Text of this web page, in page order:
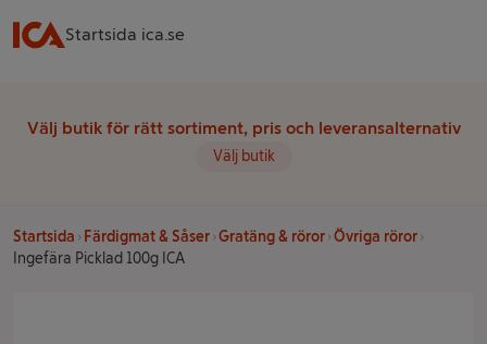
Startsida ica.se
Välj butik för rätt sortiment, pris och leveransalternativ
Välj butik
Startsida Färdigmat & Såser Gratäng & röror Övriga röror
Ingefära Picklad 100g ICA